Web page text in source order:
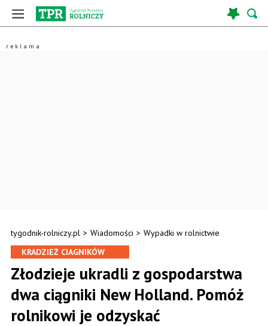
tygodnik-rolniczy.pl > Wiadomości > Wypadki w rolnictwie
KRADZIEŻ CIAGNIKÓW
Złodzieje ukradli z gospodarstwa
dwa ciągniki New Holland. Pomóż
rolnikowi je odzyskać